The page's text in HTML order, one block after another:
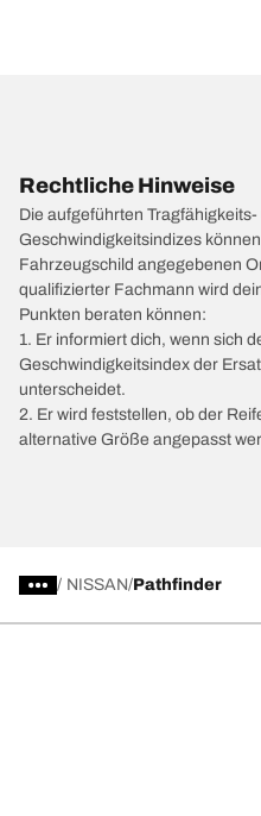
Rechtliche Hinweise
Die aufgeführten
Geschwindigkeitsindizes
Fahrzeugschild angegebenen
qualifizierter Fachmann wird
Punkten beraten können:
1. Er informiert dich, wenn sich
Geschwindigkeitsindex der
unterscheidet.
2. Er wird feststellen, ob der
alternative Größe angepasst
/ NISSAN Pathfinder